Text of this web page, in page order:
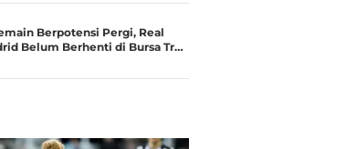
Berpotensi Pergi, Real
Belum Berhenti di Bursa Tr…